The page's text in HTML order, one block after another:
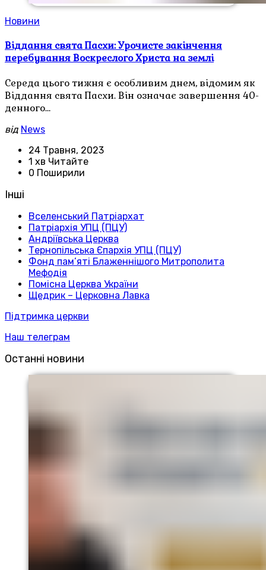
Новини
Віддання свята Пасхи: Урочисте закінчення
перебування Воскреслого Христа на землі
Середа цього тижня є особливим днем, відомим як
Віддання свята Пасхи. Він означає завершення 40-
денного…
від News
24 Травня, 2023
1 хв Читайте
0 Поширили
Інші
Вселенський Патріархат
Патріархія УПЦ (ПЦУ)
Андріївська Церква
Тернопільська Єпархія УПЦ (ПЦУ)
Фонд пам’яті Блаженнішого Митрополита
Мефодія
Помісна Церква України
Щедрик – Церковна Лавка
Підтримка церкви
Наш телеграм
Останні новини